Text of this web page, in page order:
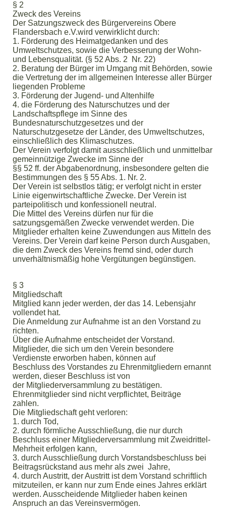
§ 2
Zweck des Vereins
Der Satzungszweck des Bürgervereins Obere
Flandersbach e.V.wird verwirklicht durch:
1. Förderung des Heimatgedanken und des
Umweltschutzes, sowie die Verbesserung der Wohn-
und Lebensqualität. (§ 52 Abs. 2 Nr. 22)
2. Beratung der Bürger im Umgang mit Behörden, sowie
die Vertretung der im allgemeinen Interesse aller Bürger
liegenden Probleme
3. Förderung der Jugend- und Altenhilfe
4. die Förderung des Naturschutzes und der
Landschaftspflege im Sinne des
Bundesnaturschutzgesetzes und der
Naturschutzgesetze der Länder, des Umweltschutzes,
einschließlich des Klimaschutzes.
Der Verein verfolgt damit ausschließlich und unmittelbar
gemeinnützige Zwecke im Sinne der
§§ 52 ff. der Abgabenordnung, insbesondere gelten die
Bestimmungen des § 55 Abs. 1. Nr. 2.
Der Verein ist selbstlos tätig; er verfolgt nicht in erster
Linie eigenwirtschaftliche Zwecke. Der Verein ist
parteipolitisch und konfessionell neutral.
Die Mittel des Vereins dürfen nur für die
satzungsgemäßen Zwecke verwendet werden. Die
Mitglieder erhalten keine Zuwendungen aus Mitteln des
Vereins. Der Verein darf keine Person durch Ausgaben,
die dem Zweck des Vereins fremd sind, oder durch
unverhältnismäßig hohe Vergütungen begünstigen.
§ 3
Mitgliedschaft
Mitglied kann jeder werden, der das 14. Lebensjahr
vollendet hat.
Die Anmeldung zur Aufnahme ist an den Vorstand zu
richten.
Über die Aufnahme entscheidet der Vorstand.
Mitglieder, die sich um den Verein besondere
Verdienste erworben haben, können auf
Beschluss des Vorstandes zu Ehrenmitgliedern ernannt
werden, dieser Beschluss ist von
der Mitgliederversammlung zu bestätigen.
Ehrenmitglieder sind nicht verpflichtet, Beiträge
zahlen.
Die Mitgliedschaft geht verloren:
1. durch Tod,
2. durch förmliche Ausschließung, die nur durch
Beschluss einer Mitgliederversammlung mit Zweidrittel-
Mehrheit erfolgen kann,
3. durch Ausschließung durch Vorstandsbeschluss bei
Beitragsrückstand aus mehr als zwei Jahre,
4. durch Austritt, der Austritt ist dem Vorstand schriftlich
mitzuteilen, er kann nur zum Ende eines Jahres erklärt
werden. Ausscheidende Mitglieder haben keinen
Anspruch an das Vereinsvermögen.